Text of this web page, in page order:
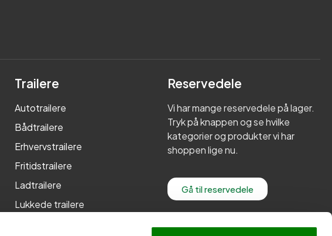
Trailere
Autotrailere
Bådtrailere
Erhvervstrailere
Fritidstrailere
Ladtrailere
Lukkede trailere
Reservedele
Vi har mange reservedele på lager.
Tryk på knappen og se hvilke
kategorier og produkter vi har
shoppen lige nu.
Gå til reservedele